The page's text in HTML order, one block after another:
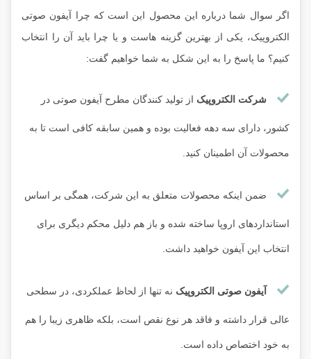
اگر سوال شما درباره این محصول این است که چرا آیفون صوتی
الکتروپیک، یکی از بهترین گزینه هاست و یا چرا باید آن را انتخاب
کنیم؟ ما پاسخ را به این شکل به شما خواهیم گفت:
شرکت الکتروپیک از تولید کنندگان مطرح آیفون صوتی در
کشور، دارای سه دهه فعالیت بوده و همین سابقه کافی است تا به
محصولات آن اطمینان کنید.
ضمن اینکه محصولات متعلق به این شرکت، همگی بر اساس
استانداردهای اروپا ساخته شده و باز هم دلیل محکم دیگری برای
انتخاب این آیفون خواهید داشت.
آیفون صوتی الکتروپیک نه تنها از لحاظ عملکردی، در سطحی
عالی قرار داشته و فاقد هر نوع نقص است، بلکه ظاهری زیبا را هم
به خود اختصاص داده است.